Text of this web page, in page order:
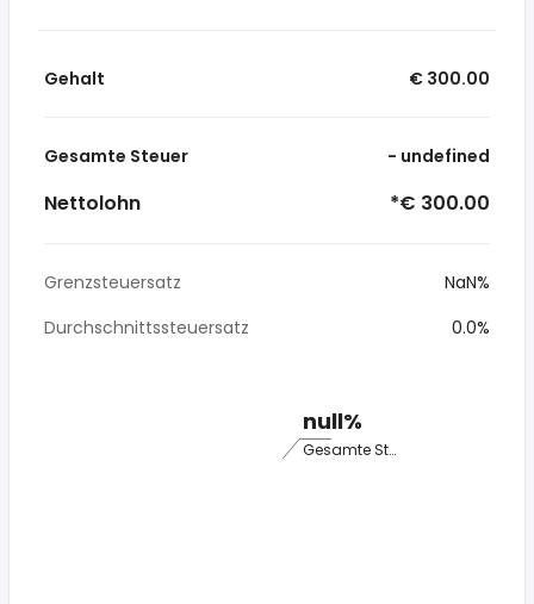
Gehalt € 300.00
Gesamte Steuer - undefined
Nettolohn *€ 300.00
Grenzsteuersatz
NaN%
Durchschnittssteuersatz
0.0%
null%
Gesamte Steuer